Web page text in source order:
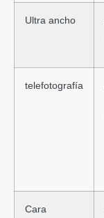
Ultra ancho
telefotografía
Cara